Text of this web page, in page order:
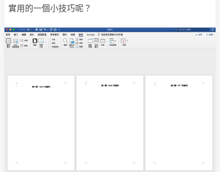
實用的一個小技巧呢？